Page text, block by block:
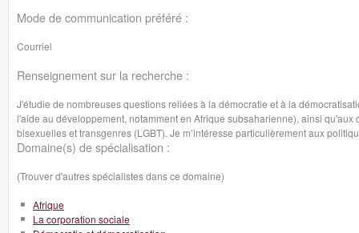
Mode de communication préféré :
Courriel
Renseignement sur la recherche :
J'étudie de nombreuses questions reliées à la démocratie et à la
l'aide au développement, notamment en Afrique subsaharienne), ainsi
bisexuelles et transgenres (LGBT). Je m’intéresse particulièrement aux
Domaine(s) de spécialisation :
(Trouver d'autres spécialistes dans ce domaine)
Afrique
La corporation sociale